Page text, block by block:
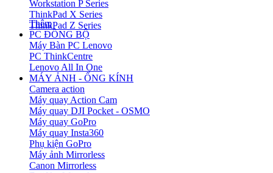
Workstation P Series
ThinkPad X Series
ThinkPad Z Series
Thêm
PC ĐỒNG BỘ
Máy Bàn PC Lenovo
PC ThinkCentre
Lenovo All In One
MÁY ẢNH - ỐNG KÍNH
Camera action
Máy quay Action Cam
Máy quay DJI Pocket - OSMO
Máy quay GoPro
Máy quay Insta360
Phụ kiện GoPro
Máy ảnh Mirrorless
Canon Mirrorless